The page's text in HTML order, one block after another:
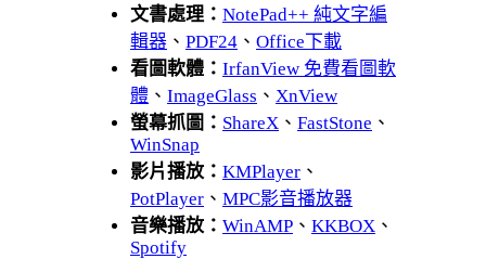
文書處理： NotePad++ 純文字編
輯器 、 PDF24 、 Office下載
看圖軟體： IrfanView 免費看圖軟
體 、 ImageGlass 、 XnView
螢幕抓圖： ShareX 、 FastStone 、
WinSnap
影片播放： KMPlayer 、
PotPlayer 、 MPC影音播放器
音樂播放： WinAMP 、 KKBOX 、
Spotify